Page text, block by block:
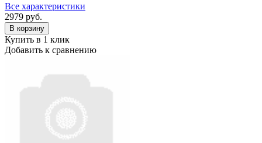
Все характеристики
2979 руб.
В корзину
Купить в 1 клик
Добавить к сравнению